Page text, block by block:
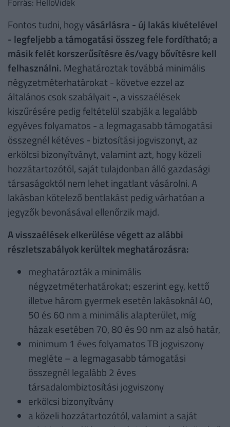
Fontos tudni, hogyvásárlásra - új lakás kivételével
- legfeljebb a támogatási összeg fele fordítható; a
másik felét korszerűsítésre és/vagy bővítésre kell
felhasználni. Meghatároztak továbbá minimális
négyzetméterhatárokat - követve ezzel az
általános csok szabályait -, a visszaélések
kiszűrésére pedig feltételül szabják a legalább
egyéves folyamatos - a legmagasabb támogatási
összegnél kétéves - biztosítási jogviszonyt, az
erkölcsi bizonyítványt, valamint azt, hogy közeli
hozzátartozótól, saját tulajdonban álló gazdasági
társaságoktól nem lehet ingatlant vásárolni. A
lakásban kötelező bentlakást pedig várhatóan a
jegyzők bevonásával ellenőrzik majd.
A visszaélések elkerülése végett az alábbi
részletszabályok kerültek meghatározásra:
meghatározták a minimális
négyzetméterhatárokat; eszerint egy, kettő
illetve három gyermek esetén lakásoknál 40,
50 és 60 nm a minimális alapterület, míg
házak esetében 70, 80 és 90 nm az alsó határ,
minimum 1 éves folyamatos TB jogviszony
megléte – a legmagasabb támogatási
összegnél legalább 2 éves
társadalombiztosítási jogviszony
erkölcsi bizonyítvány
a közeli hozzátartozótól, valamint a saját